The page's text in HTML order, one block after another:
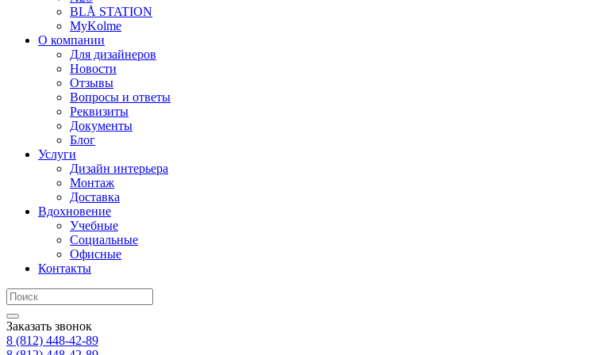
BLÅ STATION
MyKolme
О компании
Для дизайнеров
Новости
Отзывы
Вопросы и ответы
Реквизиты
Документы
Блог
Услуги
Дизайн интерьера
Монтаж
Доставка
Вдохновение
Учебные
Социальные
Офисные
Контакты
Заказать звонок
8 (812) 448-42-89